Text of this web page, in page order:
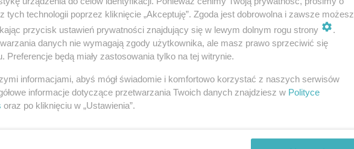
SZUKAJ
tych technologii poprzez kliknięcie „Akceptuję”. Zgoda jest dobrowolna i zawsze możesz
przycisk ustawień prywatności znajdujący się w lewym dolnym rogu strony
danych nie wymagają zgody użytkownika, ale masz prawo sprzeciwić się
Preferencje będą miały zastosowania tylko na tej witrynie.
informacjami, abyś mógł świadomie i komfortowo korzystać z naszych serwisów
informacje dotyczące przetwarzania Twoich danych znajdziesz w Polityce
oraz po kliknięciu w „Ustawienia”.